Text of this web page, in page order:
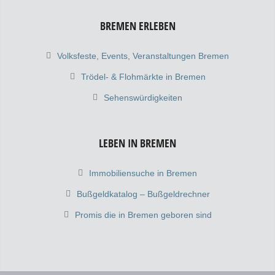
BREMEN ERLEBEN
Volksfeste, Events, Veranstaltungen Bremen
Trödel- & Flohmärkte in Bremen
Sehenswürdigkeiten
LEBEN IN BREMEN
Immobiliensuche in Bremen
Bußgeldkatalog – Bußgeldrechner
Promis die in Bremen geboren sind